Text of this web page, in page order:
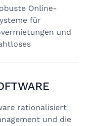
Online-
für
und
rationalisiert
und die